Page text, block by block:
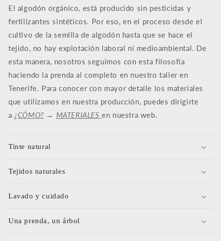
El algodón orgánico, está producido sin pesticidas y
fertilizantes sintéticos. Por eso, en el proceso desde el
cultivo de la semilla de algodón hasta que se hace el
tejido, no hay explotación laboral ni medioambiental. De
esta manera, nosotros seguimos con esta filosofía
haciendo la prenda al completo en nuestro taller en
Tenerife. Para conocer con mayor detalle los materiales
que utilizamos en nuestra producción, puedes dirigirte
a ¿CÓMO? → MATERIALES en nuestra web.
Tinte natural
Tejidos naturales
Lavado y cuidado
Una prenda, un árbol